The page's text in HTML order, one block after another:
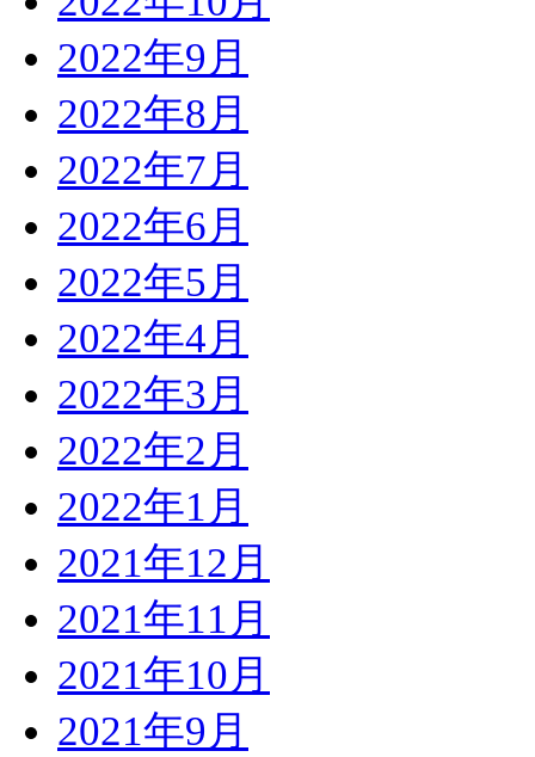
2022年9月
2022年8月
2022年7月
2022年6月
2022年5月
2022年4月
2022年3月
2022年2月
2022年1月
2021年12月
2021年11月
2021年10月
2021年9月